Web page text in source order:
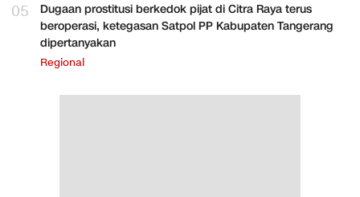
05
Dugaan prostitusi berkedok pijat di Citra Raya terus
beroperasi, ketegasan Satpol PP Kabupaten Tangerang
dipertanyakan
Regional